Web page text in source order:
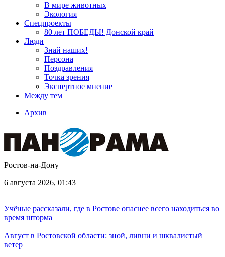
В мире животных
Экология
Спецпроекты
80 лет ПОБЕДЫ! Донской край
Люди
Знай наших!
Персона
Поздравления
Точка зрения
Экспертное мнение
Между тем
Архив
Ростов-на-Дону
6 августа 2026, 01:43
Учёные рассказали, где в Ростове опаснее всего находиться во
время шторма
Август в Ростовской области: зной, ливни и шквалистый
ветер